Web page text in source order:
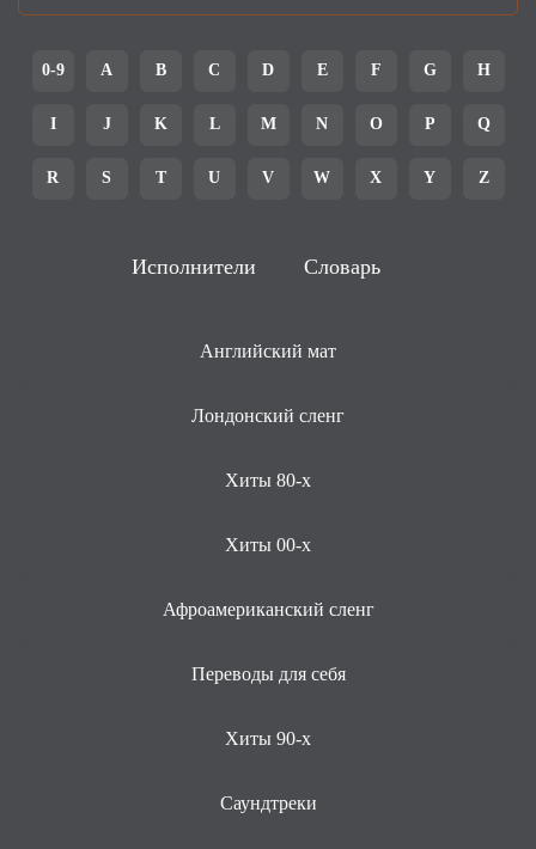
0-9 A B C D E F G H
I J K L M N O P Q
R S T U V W X Y Z
Исполнители Словарь
Английский мат
Лондонский сленг
Хиты 80-х
Хиты 00-х
Афроамериканский сленг
Переводы для себя
Хиты 90-х
Саундтреки